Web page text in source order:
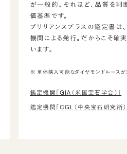
が一般的。それほど、品質を
価基準です。
ブリリアンスプラスの鑑定書は
機関による発行。だからこそ確
います。
※ 単体購入可能なダイヤモンドルース
鑑定機関「GIA（米国宝石学会）」
鑑定機関「CGL（中央宝石研究所）